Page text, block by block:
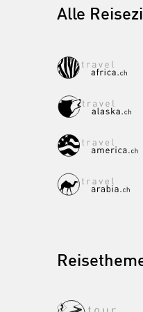
Alle